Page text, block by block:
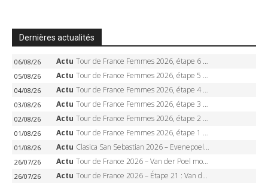
Dernières actualités
06/08/26 Actu Tour de France Femmes 2026, étape 6 – Kim Le Court-Pienaar gagne à Tournon, Reusser en jaune
05/08/26 Actu Tour de France Femmes 2026, étape 5 – Demi Vollering gagne à Belleville, Reusser en jaune, Ferrand-Prévot coule
04/08/26 Actu Tour de France Femmes 2026, étape 4 – Marlen Reusser écrase le chrono, Ferrand-Prévot en crise
03/08/26 Actu Tour de France Femmes 2026, étape 3 – Sigrid Haugset en solitaire, 88 km d’échappée, maillot jaune
02/08/26 Actu Tour de France Femmes 2026, étape 2 – Lorena Wiebes doublé à Genève, Markus héroïque, 7e record
01/08/26 Actu Tour de France Femmes 2026, étape 1 – Lorena Wiebes intouchable à Lausanne, premier maillot jaune
01/08/26 Actu Clasica San Sebastian 2026 – Evenepoel recordman, 4e victoire, Carapaz battu au sprint
26/07/26 Actu Tour de France 2026 – Van der Poel monumental à Paris, Pogacar égale le record des cinq sacres
26/07/26 Actu Tour de France 2026 – Étape 21 : Van der Poel, Pogacar, qui succédera à Wout van Aert sur les Champs-Elysées ?